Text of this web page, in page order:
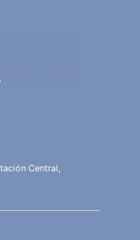
Central,